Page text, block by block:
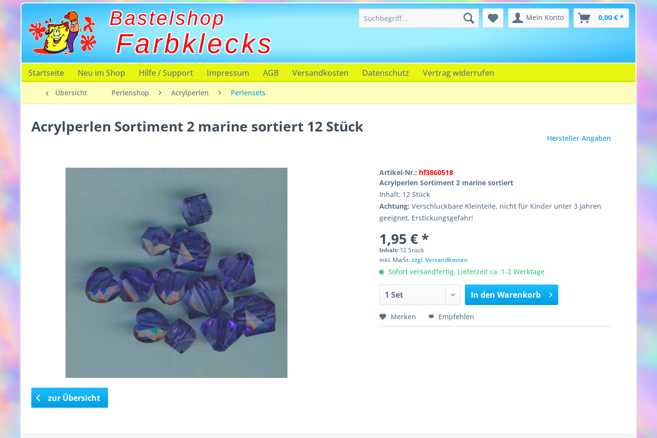
Bastelshop
Farbklecks
Mein Konto 0,00 € *
Startseite Neu im Shop Hilfe / Support Impressum AGB Versandkosten Datenschutz Vertrag widerrufen
Übersicht Perlenshop Acrylperlen Perlensets
Acrylperlen Sortiment 2 marine sortiert 12 Stück
Hersteller-Angaben
Artikel-Nr.: hf3860518
Acrylperlen Sortiment 2 marine sortiert
Inhalt: 12 Stück
Achtung: Verschluckbare Kleinteile, nicht für Kinder unter 3 Jahren
geeignet, Erstickungsgefahr!
1,95 € *
Inhalt: 12 Stück
inkl. MwSt.zzgl. Versandkosten
Sofort versandfertig, Lieferzeit ca. 1-2 Werktage
In den Warenkorb
Merken Empfehlen
zur Übersicht